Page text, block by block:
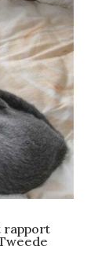
rapport